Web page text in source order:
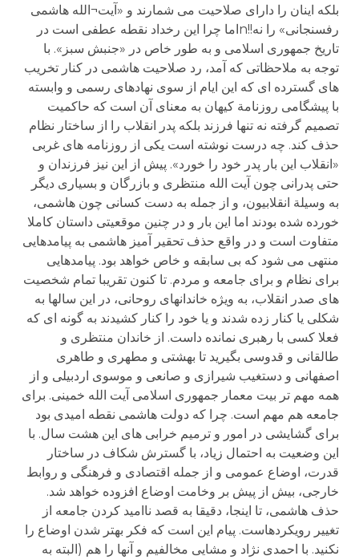
بلکه اینان را دارای صلاحیت می شمارند و «آیت¬الله هاشمی
رفسنجانی» را نه!!nاما چرا این رخداد نقطه عطفی است در
تاریخ جمهوری اسلامی و به طور خاص در «جنبش سبز». با
توجه به ملاحظاتی که آمد، رد صلاحیت هاشمی در کنار تخریب
های گسترده ای که این ایام از سوی نهادهای رسمی و وابسته
با پیشگامی روزنامة کیهان به معنای آن است که حاکمیت
تصمیم گرفته نه تنها فرزند بلکه پدر انقلاب را از ساختار نظام
حذف کند. چه درست نوشته است یکی از روزنامه های غربی
«انقلاب این بار پدر خود را خورد». پیش از این نیز فرزندان و
حتی پدرانی چون آیت الله منتظری و بازرگان و بسیاری دیگر
به وسیلة انقلابیون، و از جمله به دست کسانی چون هاشمی،
خورده شده بودند اما این بار و در چنین موقعیتی داستان کاملا
متفاوت است و در واقع حذف تحقیر آمیز هاشمی به پیامدهایی
منتهی می شود که بی سابقه و خاص خواهد بود. پیامدهایی
برای نظام و برای جامعه و مردم. تا کنون تقریبا تمام شخصیت
های صدر انقلاب، به ویژه خاندانهای روحانی، در این سالها به
شکلی یا کنار زده شدند و یا خود را کنار کشیدند به گونه ای که
فعلا کسی با رهبری نمانده داست. از خاندان منتظری و
طالقانی و قدوسی بگیرید تا بهشتی و مطهری و طاهری
اصفهانی و دستغیب شیرازی و صانعی و موسوی اردبیلی و از
همه مهم تر بیت معمار جمهوری اسلامی آیت الله خمینی. برای
جامعه هم مهم است. چرا که دولت هاشمی نقطه امیدی بود
برای گشایشی در امور و ترمیم خرابی های این هشت سال. با
این وضعیت به احتمال زیاد، با گسترش شکاف در ساختار
قدرت، اوضاع عمومی و از جمله اقتصادی و فرهنگی و روابط
خارجی، بیش از پیش بر وخامت اوضاع افزوده خواهد شد.
حذف هاشمی، تا اینجا، دقیقا به قصد ناامید کردن جامعه از
تغییر رویکردهاست. پیام این است که فکر بهتر شدن اوضاع را
نکنید. با احمدی نژاد و مشایی مخالفیم و آنها را هم (البته به